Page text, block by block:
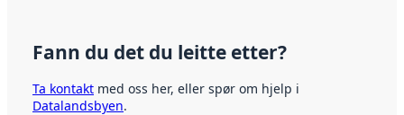
Fann du det du leitte etter?
Ta kontakt med oss her, eller spør om hjelp i
Datalandsbyen.